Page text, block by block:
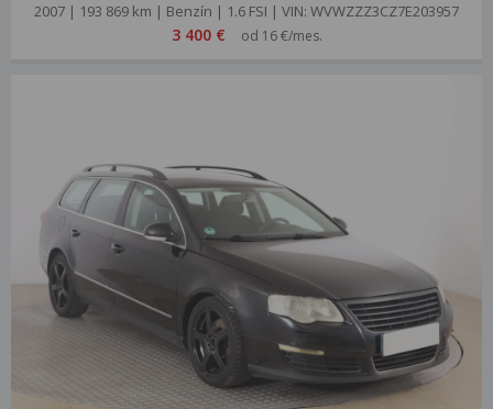
2007 | 193 869 km | Benzín | 1.6 FSI | VIN: WVWZZZ3CZ7E203957
3 400 € od 16 €/mes.